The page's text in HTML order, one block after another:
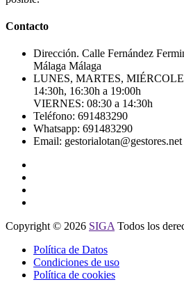
Contacto
Dirección. Calle Fernández
Málaga Málaga
LUNES, MARTES,
14:30h, 16:30h a 19:00h
VIERNES: 08:30 a 14:30h
Teléfono: 691483290
Whatsapp: 691483290
Email: gestorialotan@gestores.net
Copyright © 2026 SIGA Todos los
Política de Datos
Condiciones de uso
Política de cookies